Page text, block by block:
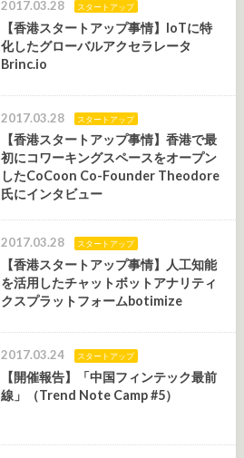
2017.03.28 スタートアップ
【香港スタートアップ事情】IoTに特
化したグローバルアクセラレータ
Brinc.io
2017.03.28 スタートアップ
【香港スタートアップ事情】香港で最
初にコワーキングスペースをオープン
したCoCoon Co-Founder Theodore
氏にインタビュー
2017.03.28 スタートアップ
【香港スタートアップ事情】人工知能
を活用したチャットボットアナリティ
クスプラットフォームbotimize
2017.03.24 スタートアップ
【開催報告】「中国フィンテック最前
線」（Trend Note Camp #5）